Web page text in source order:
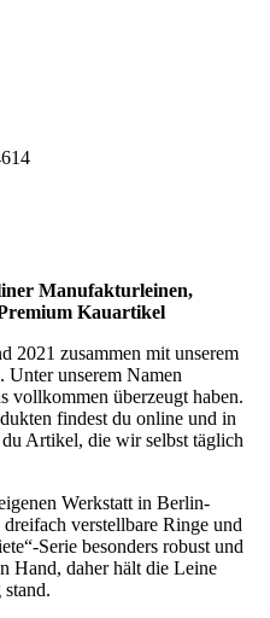
Manufakturleinen,
Kauartikel
2021 zusammen mit unserem
Unter unserem Namen
vollkommen überzeugt haben.
findest du online und in
Artikel, die wir selbst täglich
Werkstatt in Berlin-
verstellbare Ringe und
Serie besonders robust und
Hand, daher hält die Leine